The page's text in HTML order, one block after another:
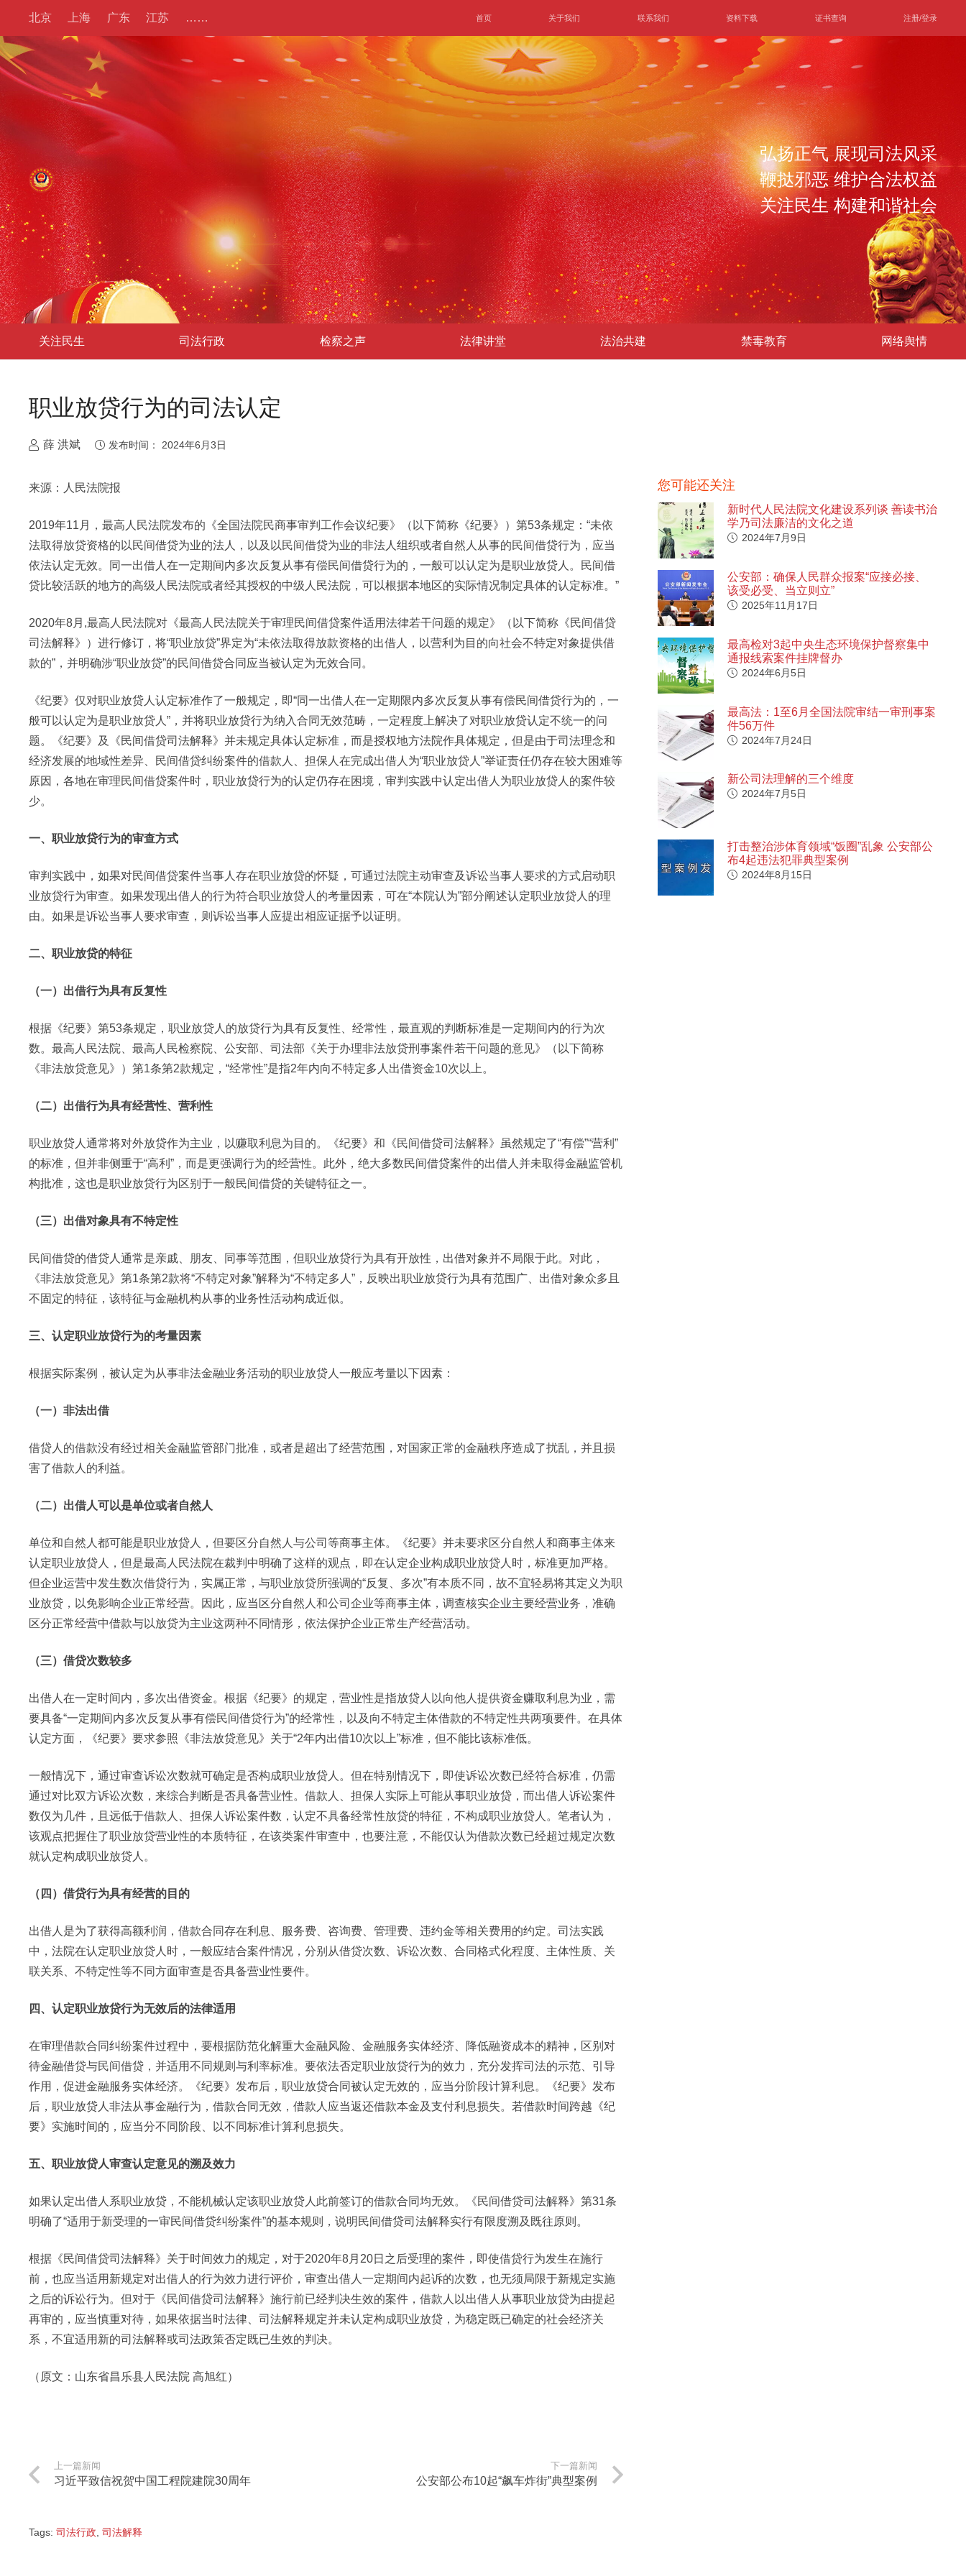
北京 上海 广东 江苏 …… 首页 关于我们 联系我们 资料下载 证书查询 注册/登录
弘扬正气 展现司法风采
鞭挞邪恶 维护合法权益
关注民生 构建和谐社会
关注民生 司法行政 检察之声 法律讲堂 法治共建 禁毒教育 网络舆情
职业放贷行为的司法认定
薛 洪斌 发布时间： 2024年6月3日
来源：人民法院报
2019年11月，最高人民法院发布的《全国法院民商事审判工作会议纪要》（以下简称《纪要》）第53条规定：“未依
法取得放贷资格的以民间借贷为业的法人，以及以民间借贷为业的非法人组织或者自然人从事的民间借贷行为，应当
依法认定无效。同一出借人在一定期间内多次反复从事有偿民间借贷行为的，一般可以认定为是职业放贷人。民间借
贷比较活跃的地方的高级人民法院或者经其授权的中级人民法院，可以根据本地区的实际情况制定具体的认定标准。”
2020年8月,最高人民法院对《最高人民法院关于审理民间借贷案件适用法律若干问题的规定》（以下简称《民间借贷
司法解释》）进行修订，将“职业放贷”界定为“未依法取得放款资格的出借人，以营利为目的向社会不特定对象提供借
款的”，并明确涉“职业放贷”的民间借贷合同应当被认定为无效合同。
《纪要》仅对职业放贷人认定标准作了一般规定，即“同一出借人在一定期限内多次反复从事有偿民间借贷行为的，一
般可以认定为是职业放贷人”，并将职业放贷行为纳入合同无效范畴，一定程度上解决了对职业放贷认定不统一的问
题。《纪要》及《民间借贷司法解释》并未规定具体认定标准，而是授权地方法院作具体规定，但是由于司法理念和
经济发展的地域性差异、民间借贷纠纷案件的借款人、担保人在完成出借人为“职业放贷人”举证责任仍存在较大困难等
原因，各地在审理民间借贷案件时，职业放贷行为的认定仍存在困境，审判实践中认定出借人为职业放贷人的案件较
少。
一、职业放贷行为的审查方式
审判实践中，如果对民间借贷案件当事人存在职业放贷的怀疑，可通过法院主动审查及诉讼当事人要求的方式启动职
业放贷行为审查。如果发现出借人的行为符合职业放贷人的考量因素，可在“本院认为”部分阐述认定职业放贷人的理
由。如果是诉讼当事人要求审查，则诉讼当事人应提出相应证据予以证明。
二、职业放贷的特征
（一）出借行为具有反复性
根据《纪要》第53条规定，职业放贷人的放贷行为具有反复性、经常性，最直观的判断标准是一定期间内的行为次
数。最高人民法院、最高人民检察院、公安部、司法部《关于办理非法放贷刑事案件若干问题的意见》（以下简称
《非法放贷意见》）第1条第2款规定，“经常性”是指2年内向不特定多人出借资金10次以上。
（二）出借行为具有经营性、营利性
职业放贷人通常将对外放贷作为主业，以赚取利息为目的。《纪要》和《民间借贷司法解释》虽然规定了“有偿”“营利”
的标准，但并非侧重于“高利”，而是更强调行为的经营性。此外，绝大多数民间借贷案件的出借人并未取得金融监管机
构批准，这也是职业放贷行为区别于一般民间借贷的关键特征之一。
（三）出借对象具有不特定性
民间借贷的借贷人通常是亲戚、朋友、同事等范围，但职业放贷行为具有开放性，出借对象并不局限于此。对此，
《非法放贷意见》第1条第2款将“不特定对象”解释为“不特定多人”，反映出职业放贷行为具有范围广、出借对象众多且
不固定的特征，该特征与金融机构从事的业务性活动构成近似。
三、认定职业放贷行为的考量因素
根据实际案例，被认定为从事非法金融业务活动的职业放贷人一般应考量以下因素：
（一）非法出借
借贷人的借款没有经过相关金融监管部门批准，或者是超出了经营范围，对国家正常的金融秩序造成了扰乱，并且损
害了借款人的利益。
（二）出借人可以是单位或者自然人
单位和自然人都可能是职业放贷人，但要区分自然人与公司等商事主体。《纪要》并未要求区分自然人和商事主体来
认定职业放贷人，但是最高人民法院在裁判中明确了这样的观点，即在认定企业构成职业放贷人时，标准更加严格。
但企业运营中发生数次借贷行为，实属正常，与职业放贷所强调的“反复、多次”有本质不同，故不宜轻易将其定义为职
业放贷，以免影响企业正常经营。因此，应当区分自然人和公司企业等商事主体，调查核实企业主要经营业务，准确
区分正常经营中借款与以放贷为主业这两种不同情形，依法保护企业正常生产经营活动。
（三）借贷次数较多
出借人在一定时间内，多次出借资金。根据《纪要》的规定，营业性是指放贷人以向他人提供资金赚取利息为业，需
要具备“一定期间内多次反复从事有偿民间借贷行为”的经常性，以及向不特定主体借款的不特定性共两项要件。在具体
认定方面，《纪要》要求参照《非法放贷意见》关于“2年内出借10次以上”标准，但不能比该标准低。
一般情况下，通过审查诉讼次数就可确定是否构成职业放贷人。但在特别情况下，即使诉讼次数已经符合标准，仍需
通过对比双方诉讼次数，来综合判断是否具备营业性。借款人、担保人实际上可能从事职业放贷，而出借人诉讼案件
数仅为几件，且远低于借款人、担保人诉讼案件数，认定不具备经常性放贷的特征，不构成职业放贷人。笔者认为，
该观点把握住了职业放贷营业性的本质特征，在该类案件审查中，也要注意，不能仅认为借款次数已经超过规定次数
就认定构成职业放贷人。
（四）借贷行为具有经营的目的
出借人是为了获得高额利润，借款合同存在利息、服务费、咨询费、管理费、违约金等相关费用的约定。司法实践
中，法院在认定职业放贷人时，一般应结合案件情况，分别从借贷次数、诉讼次数、合同格式化程度、主体性质、关
联关系、不特定性等不同方面审查是否具备营业性要件。
四、认定职业放贷行为无效后的法律适用
在审理借款合同纠纷案件过程中，要根据防范化解重大金融风险、金融服务实体经济、降低融资成本的精神，区别对
待金融借贷与民间借贷，并适用不同规则与利率标准。要依法否定职业放贷行为的效力，充分发挥司法的示范、引导
作用，促进金融服务实体经济。《纪要》发布后，职业放贷合同被认定无效的，应当分阶段计算利息。《纪要》发布
后，职业放贷人非法从事金融行为，借款合同无效，借款人应当返还借款本金及支付利息损失。若借款时间跨越《纪
要》实施时间的，应当分不同阶段、以不同标准计算利息损失。
五、职业放贷人审查认定意见的溯及效力
如果认定出借人系职业放贷，不能机械认定该职业放贷人此前签订的借款合同均无效。《民间借贷司法解释》第31条
明确了“适用于新受理的一审民间借贷纠纷案件”的基本规则，说明民间借贷司法解释实行有限度溯及既往原则。
根据《民间借贷司法解释》关于时间效力的规定，对于2020年8月20日之后受理的案件，即使借贷行为发生在施行
前，也应当适用新规定对出借人的行为效力进行评价，审查出借人一定期间内起诉的次数，也无须局限于新规定实施
之后的诉讼行为。但对于《民间借贷司法解释》施行前已经判决生效的案件，借款人以出借人从事职业放贷为由提起
再审的，应当慎重对待，如果依据当时法律、司法解释规定并未认定构成职业放贷，为稳定既已确定的社会经济关
系，不宜适用新的司法解释或司法政策否定既已生效的判决。
（原文：山东省昌乐县人民法院 高旭红）
上一篇新闻
习近平致信祝贺中国工程院建院30周年
下一篇新闻
公安部公布10起“飙车炸街”典型案例
您可能还关注
新时代人民法院文化建设系列谈 善读书治
学乃司法廉洁的文化之道
2024年7月9日
公安部：确保人民群众报案“应接必接、
该受必受、当立则立”
2025年11月17日
最高检对3起中央生态环境保护督察集中
通报线索案件挂牌督办
2024年6月5日
最高法：1至6月全国法院审结一审刑事案
件56万件
2024年7月24日
新公司法理解的三个维度
2024年7月5日
打击整治涉体育领域“饭圈”乱象 公安部公
布4起违法犯罪典型案例
2024年8月15日
Tags: 司法行政 司法解释